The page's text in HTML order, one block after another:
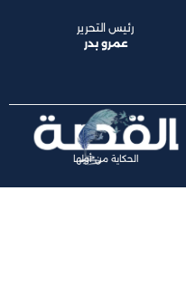
الحكاية من أولها
رئيس التحرير
عمرو بدر